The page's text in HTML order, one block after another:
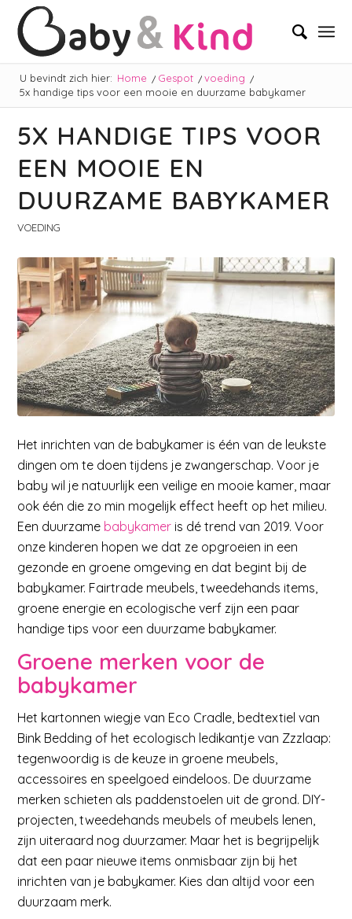
U bevindt zich hier: Home / Gespot / voeding /
5x handige tips voor een mooie en duurzame babykamer
5X HANDIGE TIPS VOOR
EEN MOOIE EN
DUURZAME BABYKAMER
VOEDING
Het inrichten van de babykamer is één van de leukste
dingen om te doen tijdens je zwangerschap. Voor je
baby wil je natuurlijk een veilige en mooie kamer, maar
ook één die zo min mogelijk effect heeft op het milieu.
Een duurzame babykamer is dé trend van 2019. Voor
onze kinderen hopen we dat ze opgroeien in een
gezonde en groene omgeving en dat begint bij de
babykamer. Fairtrade meubels, tweedehands items,
groene energie en ecologische verf zijn een paar
handige tips voor een duurzame babykamer.
Groene merken voor de
babykamer
Het kartonnen wiegje van Eco Cradle, bedtextiel van
Bink Bedding of het ecologisch ledikantje van Zzzlaap:
tegenwoordig is de keuze in groene meubels,
accessoires en speelgoed eindeloos. De duurzame
merken schieten als paddenstoelen uit de grond. DIY-
projecten, tweedehands meubels of meubels lenen,
zijn uiteraard nog duurzamer. Maar het is begrijpelijk
dat een paar nieuwe items onmisbaar zijn bij het
inrichten van je babykamer. Kies dan altijd voor een
duurzaam merk.